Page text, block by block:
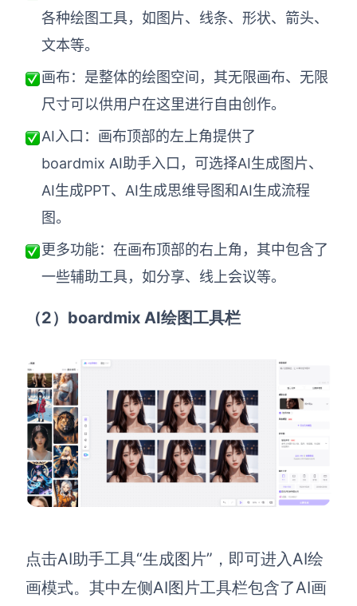
AI生成鱼骨图
AI生成甘特图
AI生成组织结构图
AI生成PEST分析
AI生成平衡计分卡
AI生成时间管理四象限
AI生成胜任力模型
AI生成价值链
数据分析与策略
AI生成用户画像
AI生成Smart分析
AI生成4P营销理论模型
AI生成竞品分析
AI生成安索夫矩阵
AI生成Grow模型
AI生成AARRR模型
AI生成PPT
AI生成图片
企业服务
各种绘图工具，如图片、 线条、形状、箭头、
文本等。
画布：是整体的绘图空间，其无限画布、无限
尺寸可以供用户在这里进行自由创作。
AI入口 ：画布顶部的左上角提供了
boardmix AI助手入口，可选择AI生成图片、
AI生成PPT、AI生成思维导图和AI生成流程
图。
更多功能：在画布顶部的右上角，其中包含了
一些辅助工具，如分享、线上会议等。
（2）boardmix AI绘图工具栏
点击AI助手工具“生成图片” ，即可进入AI绘
画模式。其中左侧AI图片工具栏包含了AI画